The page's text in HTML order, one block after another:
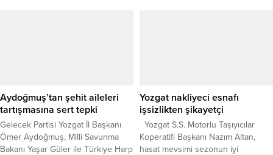
Aydoğmuş’tan şehit aileleri
tartışmasına sert tepki
Gelecek Partisi Yozgat İl Başkanı
Ömer Aydoğmuş, Milli Savunma
Bakanı Yaşar Güler ile Türkiye Harp
Yozgat nakliyeci esnafı
işsizlikten şikayetçi
Yozgat S.S. Motorlu Taşıyıcılar
Koperatifi Başkanı Nazım Altan,
hasat mevsimi sezonun iyi